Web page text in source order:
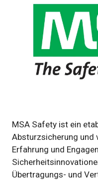
MSA Safety ist ein
Absturzsicherung und
Erfahrung und
Übertragungs- und